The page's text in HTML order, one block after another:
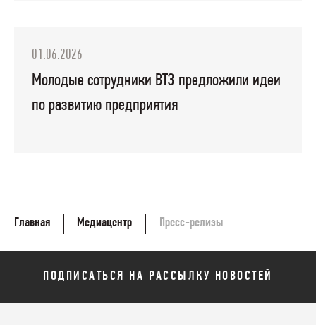
01.06.2026
Молодые сотрудники ВТЗ предложили идеи
по развитию предприятия
Главная Медиацентр Пресс-релизы
ПОДПИСАТЬСЯ НА РАССЫЛКУ НОВОСТЕЙ